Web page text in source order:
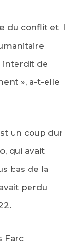
du conflit et il
interdit de
», a-t-elle
un coup dur
qui avait
bas de la
perdu
Farc